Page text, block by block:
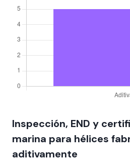
Inspección, END y
marina para hélices
aditivamente